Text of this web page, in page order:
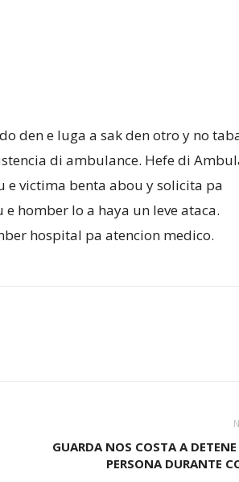
den e luga a sak den otro y no
di ambulance. Hefe di
e victima benta abou y solicita pa
homber lo a haya un leve ataca.
hospital pa atencion medico.
GUARDA NOS COSTA A
PERSONA DURANTE